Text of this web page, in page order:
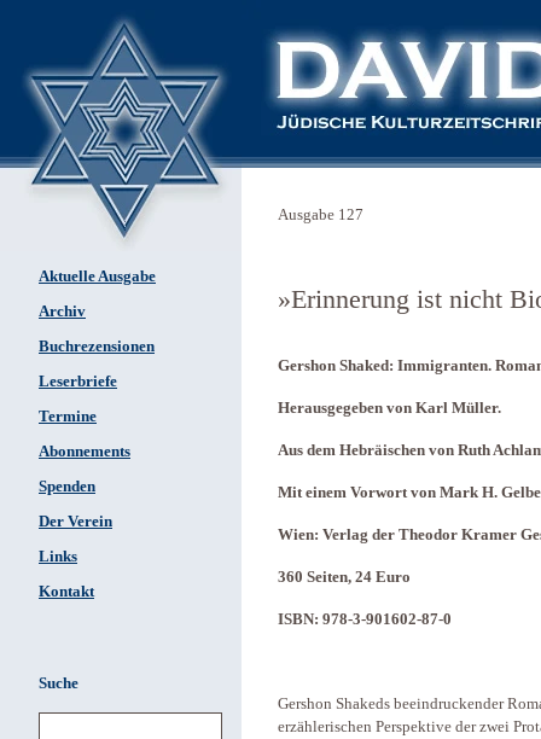
Aktuelle Ausgabe
Archiv
Buchrezensionen
Leserbriefe
Termine
Abonnements
Spenden
Der Verein
Links
Kontakt
Suche
Ausgabe 127
»Erinnerung ist nicht
Gershon Shaked: Immigranten.
Herausgegeben von Karl Müller.
Aus dem Hebräischen von Ruth
Mit einem Vorwort von Mark H.
Wien: Verlag der Theodor Kramer
360 Seiten, 24 Euro
ISBN: 978-3-901602-87-0
Gershon Shakeds beeindruckender
erzählerischen Perspektive der zwei